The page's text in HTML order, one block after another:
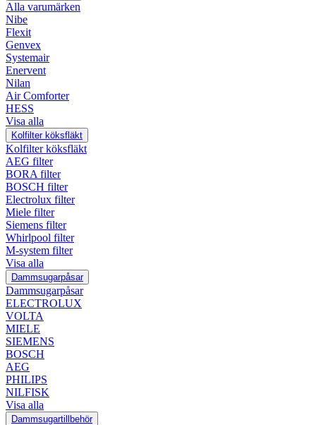
Alla varumärken
Nibe
Flexit
Genvex
Systemair
Enervent
Nilan
Air Comforter
HESS
Visa alla
Kolfilter köksfläkt
Kolfilter köksfläkt
AEG filter
BORA filter
BOSCH filter
Electrolux filter
Miele filter
Siemens filter
Whirlpool filter
M-system filter
Visa alla
Dammsugarpåsar
Dammsugarpåsar
ELECTROLUX
VOLTA
MIELE
SIEMENS
BOSCH
AEG
PHILIPS
NILFISK
Visa alla
Dammsugartillbehör